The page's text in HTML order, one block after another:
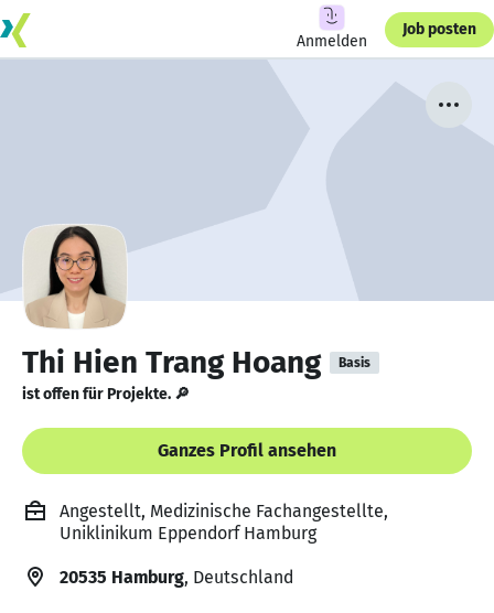
Anmelden
Job posten
Thi Hien Trang Hoang Basis
ist offen für Projekte. 🔎
Ganzes Profil ansehen
Angestellt, Medizinische Fachangestellte,
Uniklinikum Eppendorf Hamburg
20535 Hamburg, Deutschland